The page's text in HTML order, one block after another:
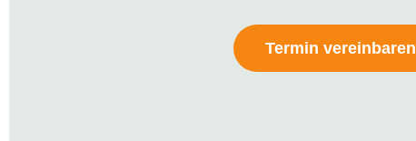
Termin vereinbaren